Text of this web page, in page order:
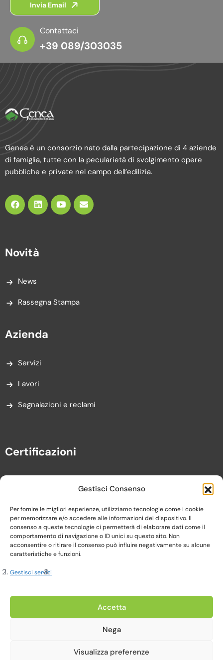
Gestisci Consenso
Per fornire le migliori esperienze, utilizziamo tecnologie come i cookie
per memorizzare e/o accedere alle informazioni del dispositivo. Il
consenso a queste tecnologie ci permetterà di elaborare dati come il
comportamento di navigazione o ID unici su questo sito. Non
acconsentire o ritirare il consenso può influire negativamente su alcune
caratteristiche e funzioni.
Gestisci servizi
Accetta
Nega
Visualizza preferenze
Invia Email
Contattaci
+39 089/303035
Genea è un consorzio nato dalla partecipazione di 4 aziende
di famiglia, tutte con la pecularietà di svolgimento opere
pubbliche e private nel campo dell’edilizia.
Novità
News
Rassegna Stampa
Azienda
Servizi
Lavori
Segnalazioni e reclami
Certificazioni
Copyright 2023, Cardine srl. All Rights Reserved
Cookie Policy |
Realizzato da Web-Arte.it